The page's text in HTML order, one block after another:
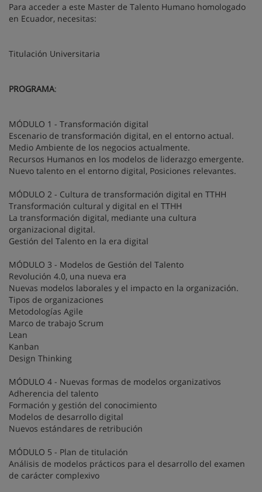
Para acceder a este Master de Talento Humano homologado
en Ecuador, necesitas:
Titulación Universitaria
PROGRAMA:
MÓDULO 1 - Transformación digital
Escenario de transformación digital, en el entorno actual.
Medio Ambiente de los negocios actualmente.
Recursos Humanos en los modelos de liderazgo emergente.
Nuevo talento en el entorno digital, Posiciones relevantes.
MÓDULO 2 - Cultura de transformación digital en TTHH
Transformación cultural y digital en el TTHH
La transformación digital, mediante una cultura
organizacional digital.
Gestión del Talento en la era digital
MÓDULO 3 - Modelos de Gestión del Talento
Revolución 4.0, una nueva era
Nuevas modelos laborales y el impacto en la organización.
Tipos de organizaciones
Metodologías Agile
Marco de trabajo Scrum
Lean
Kanban
Design Thinking
MÓDULO 4 - Nuevas formas de modelos organizativos
Adherencia del talento
Formación y gestión del conocimiento
Modelos de desarrollo digital
Nuevos estándares de retribución
MÓDULO 5 - Plan de titulación
Análisis de modelos prácticos para el desarrollo del examen
de carácter complexivo